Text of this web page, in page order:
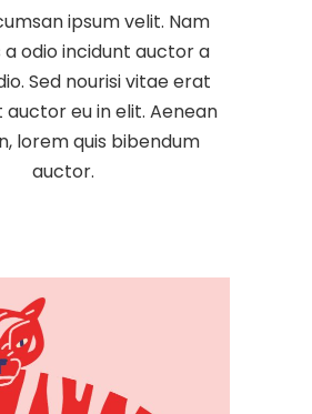
ipsum velit. Nam
a odio incidunt auctor a
Sed nourisi vitae erat
eu in elit. Aenean
lorem quis bibendum
auctor.